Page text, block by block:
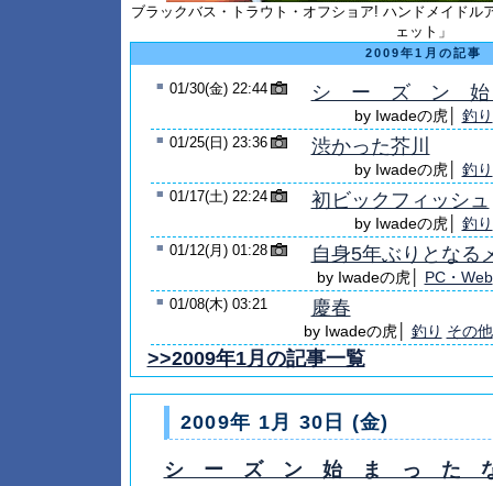
ブラックバス・トラウト・オフショア! ハンドメイドル
ェット」
2009年1月の記事
■ 01/30(金) 22:44 シ ー ズ ン
by Iwadeの虎│ 釣り
■ 01/25(日) 23:36 渋かった芥川
by Iwadeの虎│ 釣り
■ 01/17(土) 22:24 初ビックフィッシュ
by Iwadeの虎│ 釣り
■ 01/12(月) 01:28 自身5年ぶりとなる
by Iwadeの虎│ PC・Web
■ 01/08(木) 03:21 慶春
by Iwadeの虎│ 釣り その他
>>2009年1月の記事一覧
2009年 1月 30日 (金)
シ ー ズ ン 始 ま っ た